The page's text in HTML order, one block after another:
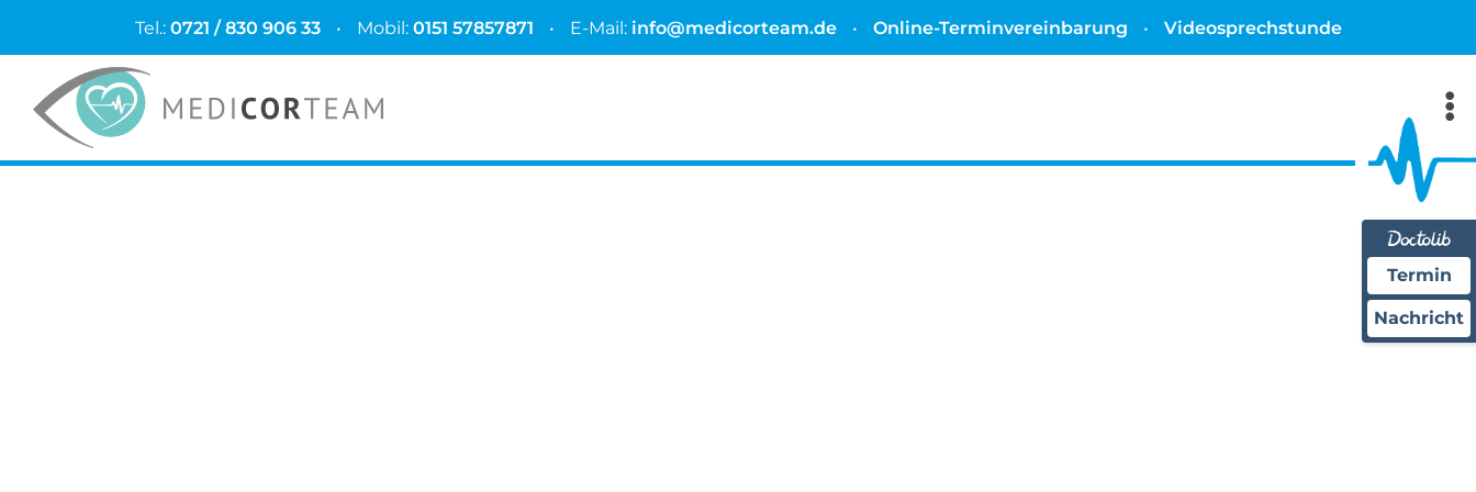
Termin
Nachricht
Tel.: 0721 / 830 906 33 • Mobil: 0151 57857871 • E-Mail: info@medicorteam.de • Online-Terminvereinbarung • Videosprechstunde